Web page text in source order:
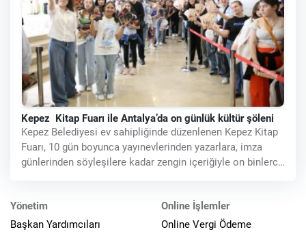
Kepez Kitap Fuarı ile Antalya’da on günlük kültür şöleni
Kepez Belediyesi ev sahipliğinde düzenlenen Kepez Kitap
Fuarı, 10 gün boyunca yayınevlerinden yazarlara, imza
günlerinden söyleşilere kadar zengin içeriğiyle on binlerce
Yönetim
Başkan Yardımcıları
Online İşlemler
Online Vergi Ödeme